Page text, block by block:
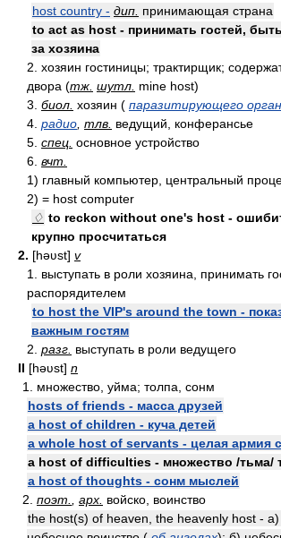
host country - дип. принимающая страна
to act as host - принимать гостей,
за хозяина
2. хозяин гостиницы; трактирщик;
двора (тж. шутл. mine host)
3. биол. хозяин ( паразитирующего
4. радио тлв. ведущий, конферансье
5. спец. основное устройство
6. вчт.
1) главный компьютер, центральный
2) = host computer
♢ to reckon without one's host -
крупно просчитаться
2. [həʋst] v
1. выступать в роли хозяина, принимать
распорядителем
to host the VIP's around the town -
важным гостям
2. разг. выступать в роли ведущего
II [həʋst] n
1. множество, уйма; толпа, сонм
hosts of friends - масса друзей
a host of children - куча детей
a whole host of servants - целая армия
a host of difficulties - множество /тьма/
a host of thoughts - сонм мыслей
2. поэт. арх. войско, воинство
the host(s) of heaven, the heavenly host -